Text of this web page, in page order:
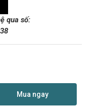
qua số:
Mua ngay